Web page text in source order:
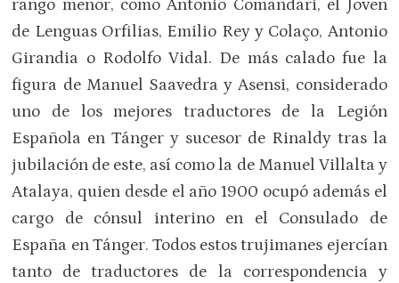
rango menor, como Antonio Comandari, el Joven
de Lenguas Orfilias, Emilio Rey y Colaço, Antonio
Girandia o Rodolfo Vidal. De más calado fue la
figura de Manuel Saavedra y Asensi, considerado
uno de los mejores traductores de la Legión
Española en Tánger y sucesor de Rinaldy tras la
jubilación de este, así como la de Manuel Villalta y
Atalaya, quien desde el año 1900 ocupó además el
cargo de cónsul interino en el Consulado de
España en Tánger. Todos estos trujimanes ejercían
tanto de traductores de la correspondencia y